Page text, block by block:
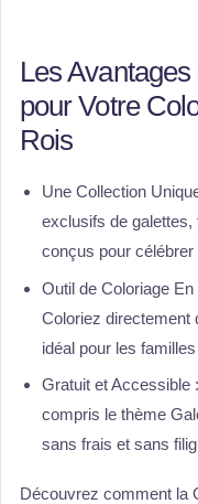
Les
pour Votre
Rois
Une Collection
exclusifs de
conçus pour
Outil de Coloriage
Coloriez directement
idéal pour les
Gratuit et Accessible
compris le thème
sans frais et sans
Découvrez comment la